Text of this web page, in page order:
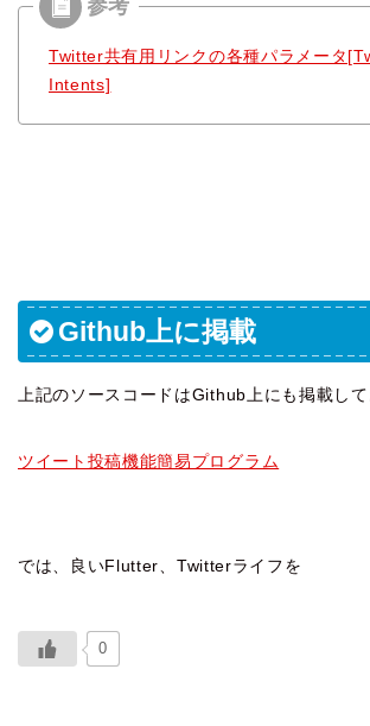
Twitter共有用リンクの各種パラメータ
Intents]
Github上に掲載
上記のソースコードはGithub上にも掲載して
ツイート投稿機能簡易プログラム
では、良いFlutter、Twitterライフを
0